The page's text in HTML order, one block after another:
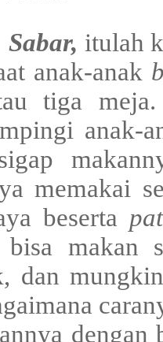
Sabar, itulah
anak-anak
tiga
anak-
memakai
beserta
bisa makan
dan